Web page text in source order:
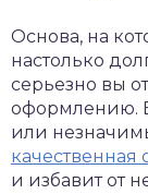
Основа, на
настолько
серьезно вы
оформлению.
или
качественная
и избавит от